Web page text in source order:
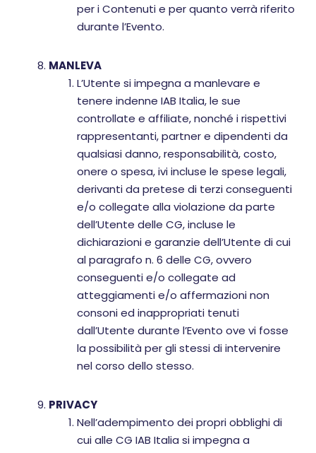
per i Contenuti e per quanto verrà riferito
durante l’Evento.
MANLEVA
L’Utente si impegna a manlevare e
tenere indenne IAB Italia, le sue
controllate e affiliate, nonché i rispettivi
rappresentanti, partner e dipendenti da
qualsiasi danno, responsabilità, costo,
onere o spesa, ivi incluse le spese legali,
derivanti da pretese di terzi conseguenti
e/o collegate alla violazione da parte
dell’Utente delle CG, incluse le
dichiarazioni e garanzie dell’Utente di cui
al paragrafo n. 6 delle CG, ovvero
conseguenti e/o collegate ad
atteggiamenti e/o affermazioni non
consoni ed inappropriati tenuti
dall’Utente durante l’Evento ove vi fosse
la possibilità per gli stessi di intervenire
nel corso dello stesso.
PRIVACY
Nell’adempimento dei propri obblighi di
cui alle CG IAB Italia si impegna a